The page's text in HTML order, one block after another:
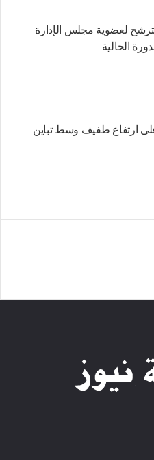
لعضوية مجلس الإدارة
الحالية
ارتفاع طفيف وسط تباين